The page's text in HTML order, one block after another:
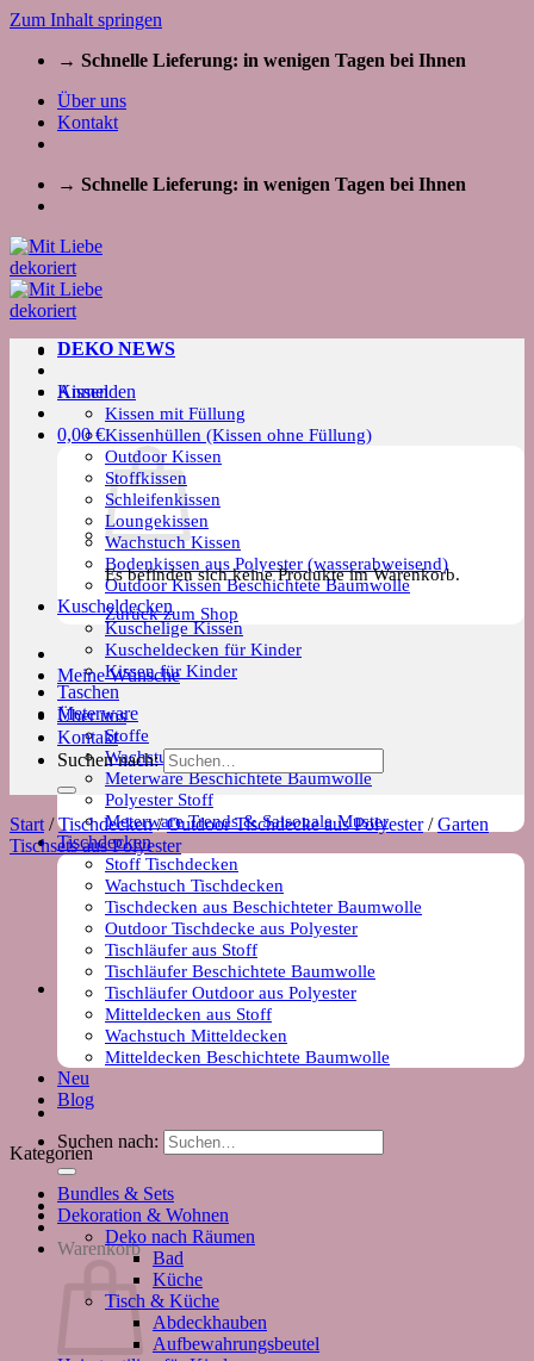
Zum Inhalt springen
→ Schnelle Lieferung: in wenigen Tagen bei Ihnen
Über uns
Kontakt
→ Schnelle Lieferung: in wenigen Tagen bei Ihnen
Kissen
Kissen mit Füllung
Kissenhüllen (Kissen ohne Füllung)
Outdoor Kissen
Stoffkissen
Schleifenkissen
Loungekissen
Wachstuch Kissen
Bodenkissen aus Polyester (wasserabweisend)
Outdoor Kissen Beschichtete Baumwolle
Kuscheldecken
Kuschelige Kissen
Kuscheldecken für Kinder
Kissen für Kinder
Taschen
Meterware
Stoffe
Wachstuch Stoff
Meterware Beschichtete Baumwolle
Polyester Stoff
Meterware Trends & Saisonale Muster
Tischdecken
Stoff Tischdecken
Wachstuch Tischdecken
Tischdecken aus Beschichteter Baumwolle
Outdoor Tischdecke aus Polyester
Tischläufer aus Stoff
Tischläufer Beschichtete Baumwolle
Tischläufer Outdoor aus Polyester
Mitteldecken aus Stoff
Wachstuch Mitteldecken
Mitteldecken Beschichtete Baumwolle
Neu
Blog
Suchen nach:
Warenkorb
DEKO NEWS
Anmelden
0,00€
Es befinden sich keine Produkte im Warenkorb.
Zurück zum Shop
Meine Wünsche
Über uns
Kontakt
Suchen nach:
Start / Tischdecken / Outdoor Tischdecke aus Polyester / Garten
Tischsets aus Polyester
Kategorien
Bundles & Sets
Dekoration & Wohnen
Deko nach Räumen
Bad
Küche
Tisch & Küche
Abdeckhauben
Aufbewahrungsbeutel